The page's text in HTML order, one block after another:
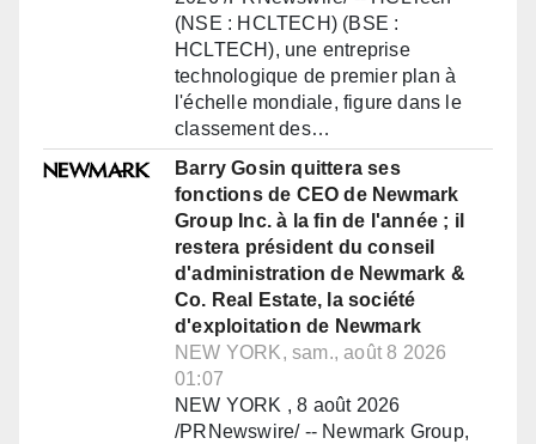
(NSE : HCLTECH) (BSE :
HCLTECH), une entreprise
technologique de premier plan à
l'échelle mondiale, figure dans le
classement des…
Barry Gosin quittera ses
fonctions de CEO de Newmark
Group Inc. à la fin de l'année ; il
restera président du conseil
d'administration de Newmark &
Co. Real Estate, la société
d'exploitation de Newmark
NEW YORK, sam., août 8 2026
01:07
NEW YORK , 8 août 2026
/PRNewswire/ -- Newmark Group,